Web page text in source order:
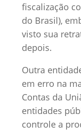
fiscalização
do Brasil),
visto sua
depois.
Outra
em erro na
Contas da
entidades
controle a